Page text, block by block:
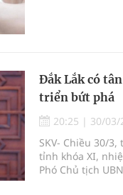
Đắk Lắk có
triển bứt phá
20:25 | 30/03/
SKV- Chiều 30/
tỉnh khóa XI,
Phó Chủ tịch